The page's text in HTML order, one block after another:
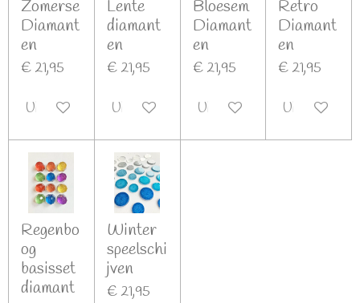
Zomerse
Diamant
en
€ 21,95
Uitgeschakeld
Lente
diamant
en
€ 21,95
Uitgeschakeld
Bloesem
Diamant
en
€ 21,95
Uitgeschakeld
Retro
Diamant
en
€ 21,95
Regenbo
og
basisset
diamant
Winter
speelschi
jven
€ 21,95